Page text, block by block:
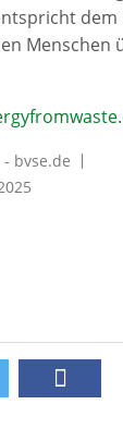
dem
Menschen
bvse.de